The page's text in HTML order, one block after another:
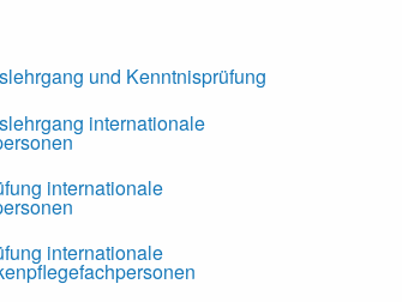
und Kenntnisprüfung
internationale
internationale
internationale